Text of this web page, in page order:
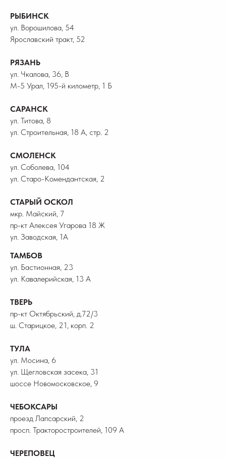
РЫБИНСК
ул. Ворошилова, 54
Ярославский тракт, 52
РЯЗАНЬ
ул. Чкалова, 36, В
М-5 Урал, 195-й километр, 1 Б
САРАНСК
ул. Титова, 8
ул. Строительная, 18 А, стр. 2
СМОЛЕНСК
ул. Соболева, 104
ул. Старо-Комендантская, 2
СТАРЫЙ ОСКОЛ
мкр. Майский, 7
пр-кт Алексея Угарова 18 Ж
ул. Заводская, 1А
ТАМБОВ
ул. Бастионная, 23
ул. Кавалерийская, 13 А
ТВЕРЬ
пр-кт Октябрьский, д.72/3
ш. Старицкое, 21, корп. 2
ТУЛА
ул. Мосина, 6
ул. Щегловская засека, 31
шоссе Новомосковское, 9
ЧЕБОКСАРЫ
проезд Лапсарский, 2
просп. Тракторостроителей, 109 А
ЧЕРЕПОВЕЦ